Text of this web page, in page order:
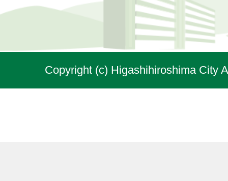
Copyright (c) Higashihiroshima City